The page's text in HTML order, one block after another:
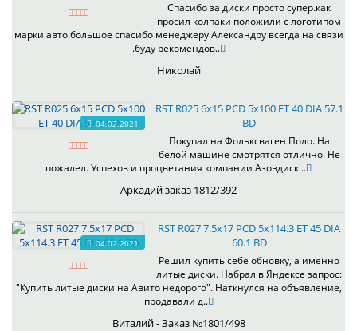
Спасибо за диски просто супер.как
просил колпаки положили с логотипом
марки авто.большое спасибо менеджеру Александру всегда на связи
.буду рекомендов..
Николай
04.02.2021
RST R025 6x15 PCD 5x100 ET 40 DIA 57.1
BD
Покупал на Фольксваген Поло. На
белой машине смотрятся отлично. Не
пожалел. Успехов и процветания компании Азовдиск...
Аркадий заказ 1812/392
04.02.2021
RST R027 7.5x17 PCD 5x114.3 ET 45 DIA
60.1 BD
Решил купить себе обновку, а именно
литые диски. Набрал в Яндексе запрос:
"Купить литые диски на Авито недорого". Наткнулся на объявление,
продавали д..
Виталий - Заказ №1801/498